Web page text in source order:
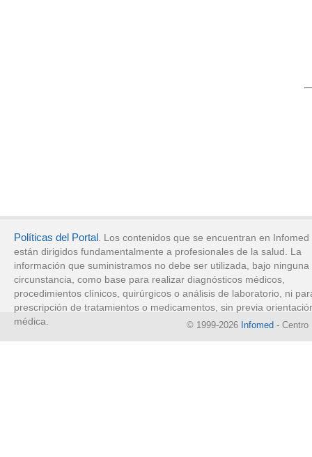
Políticas del Portal. Los contenidos que se encuentran en Infomed
están dirigidos fundamentalmente a profesionales de la salud. La
información que suministramos no debe ser utilizada, bajo ninguna
circunstancia, como base para realizar diagnósticos médicos,
procedimientos clínicos, quirúrgicos o análisis de laboratorio, ni
prescripción de tratamientos o medicamentos, sin previa
médica.
© 1999-2026 Infomed - Centro